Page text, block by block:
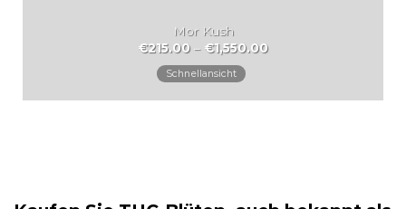
Mor Kush
€215.00 – €1,550.00Preisspanne:
Schnellansicht